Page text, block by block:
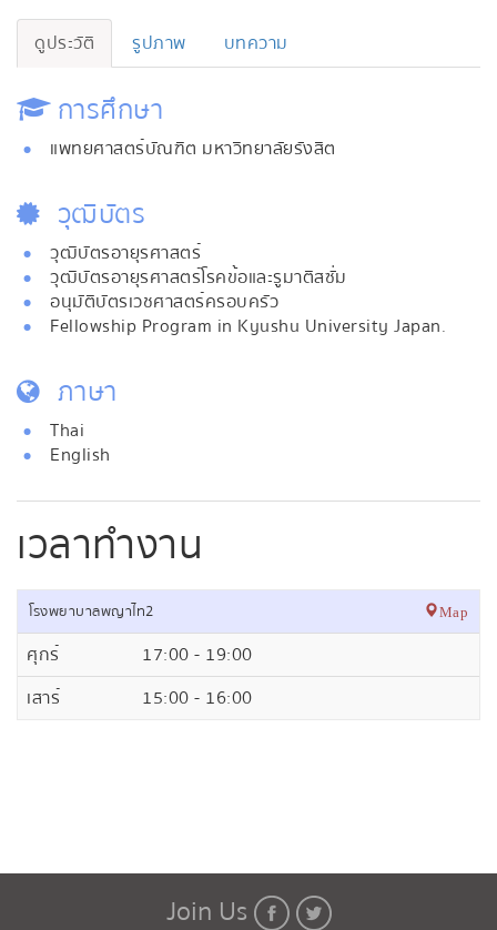
ดูประวัติ รูปภาพ บทความ
การศึกษา
แพทยศาสตร์บัณฑิต มหาวิทยาลัยรังสิต
วุฒิบัตร
วุฒิบัตรอายุรศาสตร์
วุฒิบัตรอายุรศาสตร์โรคข้อและรูมาติสซั่ม
อนุมัติบัตรเวชศาสตร์ครอบครัว
Fellowship Program in Kyushu University Japan.
ภาษา
Thai
English
เวลาทำงาน
โรงพยาบาลพญาไท2 Map
ศุกร์
17:00 - 19:00
เสาร์
15:00 - 16:00
Join Us